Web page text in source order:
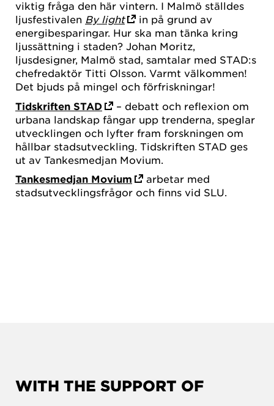
viktig fråga den här vintern. I Malmö ställdes
ljusfestivalen By light
in på grund av
energibesparingar. Hur ska man tänka kring
ljussättning i staden? Johan Moritz,
ljusdesigner, Malmö stad, samtalar med STAD:s
chefredaktör Titti Olsson. Varmt välkommen!
Det bjuds på mingel och förfriskningar!
Tidskriften STAD
– debatt och reflexion om
urbana landskap fångar upp trenderna, speglar
utvecklingen och lyfter fram forskningen om
hållbar stadsutveckling. Tidskriften STAD ges
ut av Tankesmedjan Movium.
Tankesmedjan Movium
arbetar med
stadsutvecklingsfrågor och finns vid SLU.
WITH THE SUPPORT OF